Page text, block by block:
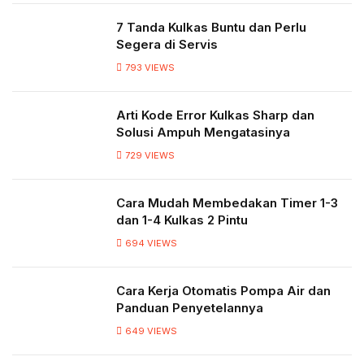
7 Tanda Kulkas Buntu dan Perlu
Segera di Servis
793 VIEWS
Arti Kode Error Kulkas Sharp dan
Solusi Ampuh Mengatasinya
729 VIEWS
Cara Mudah Membedakan Timer 1-3
dan 1-4 Kulkas 2 Pintu
694 VIEWS
Cara Kerja Otomatis Pompa Air dan
Panduan Penyetelannya
649 VIEWS